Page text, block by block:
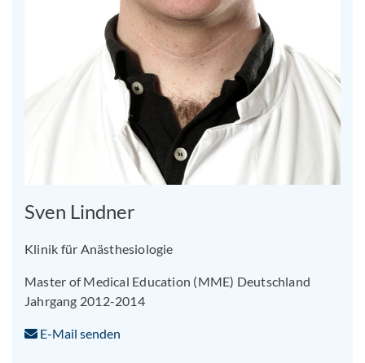
Sven Lindner
Klinik für Anästhesiologie
Master of Medical Education (MME) Deutschland
Jahrgang 2012-2014
E-Mail senden